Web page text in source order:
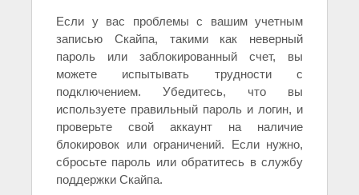
Если у вас проблемы с вашим учетным
записью Скайпа, такими как неверный
пароль или заблокированный счет, вы
можете испытывать трудности с
подключением. Убедитесь, что вы
используете правильный пароль и логин, и
проверьте свой аккаунт на наличие
блокировок или ограничений. Если нужно,
сбросьте пароль или обратитесь в службу
поддержки Скайпа.